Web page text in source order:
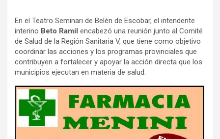
En el Teatro Seminari de Belén de Escobar, el intendente
interino Beto Ramil encabezó una reunión junto al Comité
de Salud de la Región Sanitaria V, que tiene como objetivo
coordinar las acciones y los programas provinciales que
contribuyen a fortalecer y apoyar la acción directa que los
municipios ejecutan en materia de salud.